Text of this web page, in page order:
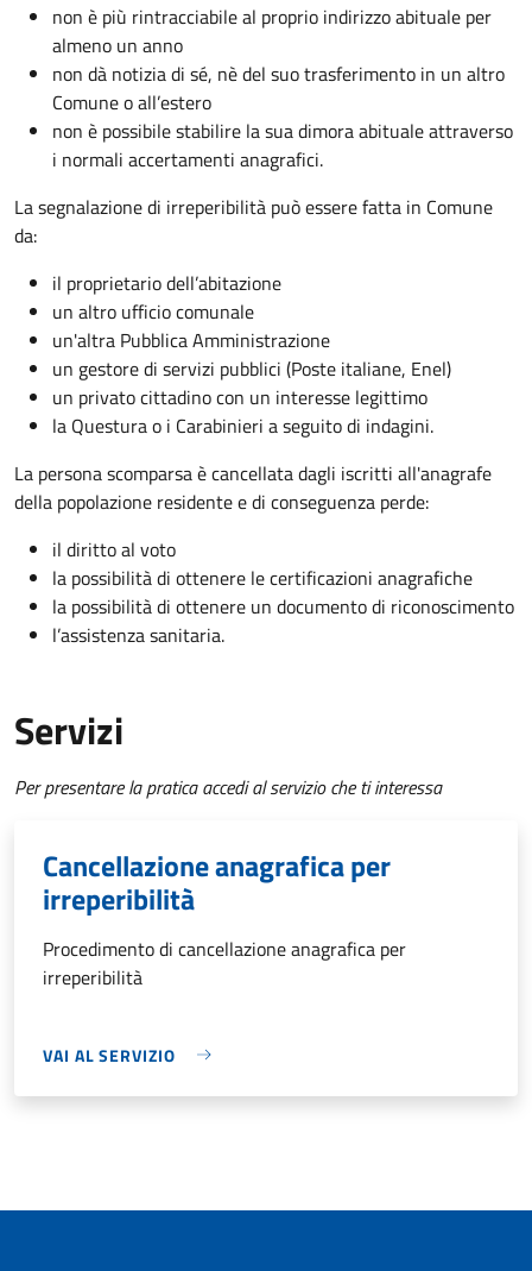
non è più rintracciabile al proprio indirizzo abituale per
almeno un anno
non dà notizia di sé, nè del suo trasferimento in un altro
Comune o all’estero
non è possibile stabilire la sua dimora abituale attraverso
i normali accertamenti anagrafici.
La segnalazione di irreperibilità può essere fatta in Comune
da:
il proprietario dell’abitazione
un altro ufficio comunale
un'altra Pubblica Amministrazione
un gestore di servizi pubblici (Poste italiane, Enel)
un privato cittadino con un interesse legittimo
la Questura o i Carabinieri a seguito di indagini.
La persona scomparsa è cancellata dagli iscritti all'anagrafe
della popolazione residente e di conseguenza perde:
il diritto al voto
la possibilità di ottenere le certificazioni anagrafiche
la possibilità di ottenere un documento di riconoscimento
l’assistenza sanitaria.
Servizi
Per presentare la pratica accedi al servizio che ti interessa
Cancellazione anagrafica per
irreperibilità
Procedimento di cancellazione anagrafica per
irreperibilità
VAI AL SERVIZIO